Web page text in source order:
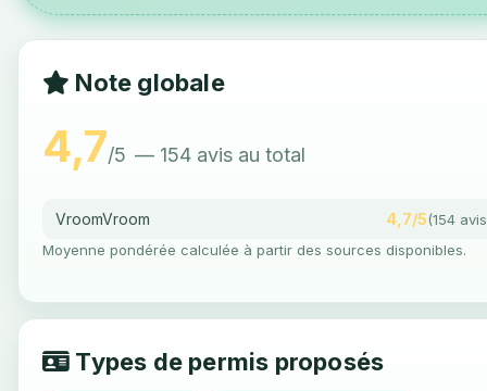
Note globale
4,7/5 — 154 avis au total
VroomVroom 4,7/5(154
Moyenne pondérée calculée à partir des sources disponibles.
Types de permis proposés